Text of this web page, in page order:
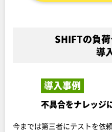
SHIFTの負
導
導入事例
不具合をナレッジ
今までは第三者にテストを依